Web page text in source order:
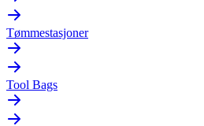
Tømmestasjoner
Tool Bags